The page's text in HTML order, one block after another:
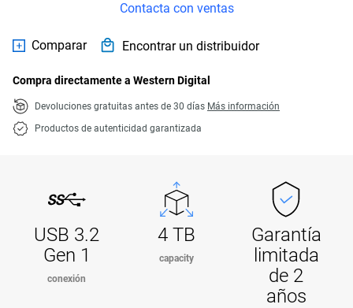
Contacta con ventas
Comparar Encontrar un distribuidor
Compra directamente a Western Digital
Devoluciones gratuitas antes de 30 días Más información
Productos de autenticidad garantizada
USB 3.2
Gen 1
conexión
4 TB
capacity
Garantía
limitada
de 2
años